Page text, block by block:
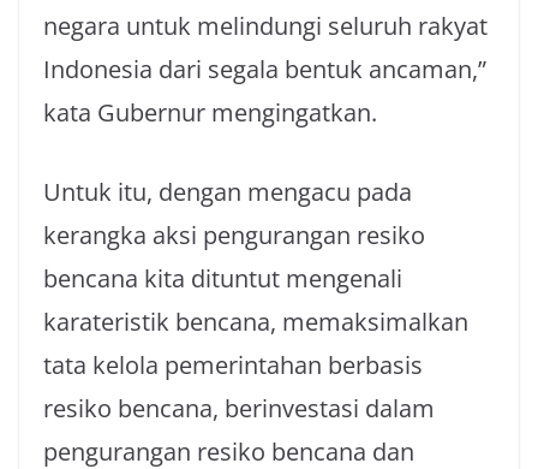
negara untuk melindungi seluruh rakyat
Indonesia dari segala bentuk ancaman,”
kata Gubernur mengingatkan.
Untuk itu, dengan mengacu pada
kerangka aksi pengurangan resiko
bencana kita dituntut mengenali
karateristik bencana, memaksimalkan
tata kelola pemerintahan berbasis
resiko bencana, berinvestasi dalam
pengurangan resiko bencana dan